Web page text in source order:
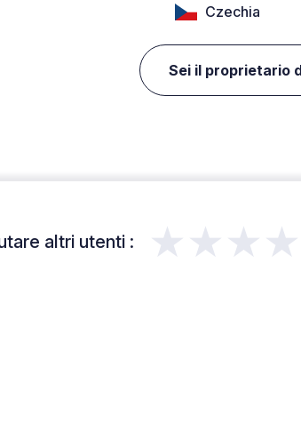
Czechia
Sei il proprietario
altri utenti :